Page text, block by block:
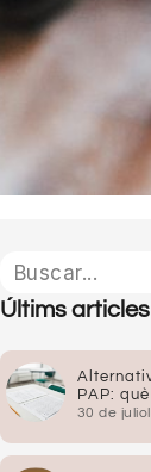
Últims articles
PAP:
30 de